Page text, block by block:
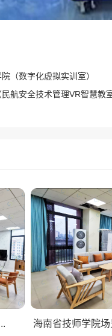
（数字化虚拟实训室）
航安全技术管理VR智慧教室
海南省技师学院